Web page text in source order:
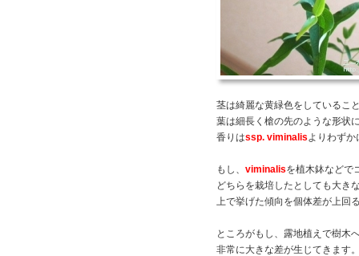
茎は綺麗な黄緑色をしているこ
葉は細長く槍の先のような形状
香りはssp. viminalisよりわずか
もし、 viminalisを植木鉢などで
どちらを栽培したとしても大き
上で挙げた傾向を個体差が上回
ところがもし、露地植えで樹木
非常に大きな差が生じてきます